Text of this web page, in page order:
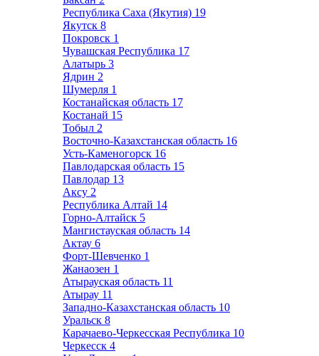
Республика Саха (Якутия) 19
Якутск 8
Покровск 1
Чувашская Республика 17
Алатырь 3
Ядрин 2
Шумерля 1
Костанайская область 17
Костанай 15
Тобыл 2
Восточно-Казахстанская область 16
Усть-Каменогорск 16
Павлодарская область 15
Павлодар 13
Аксу 2
Республика Алтай 14
Горно-Алтайск 5
Мангистауская область 14
Актау 6
Форт-Шевченко 1
Жанаозен 1
Атырауская область 11
Атырау 11
Западно-Казахстанская область 10
Уральск 8
Карачаево-Черкесская Республика 10
Черкесск 4